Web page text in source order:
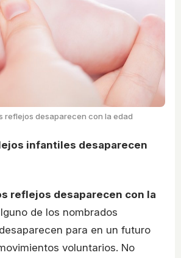
reflejos desaparecen con la edad
infantiles desaparecen
reflejos desaparecen con la
de los nombrados
para en un futuro
voluntarios. No